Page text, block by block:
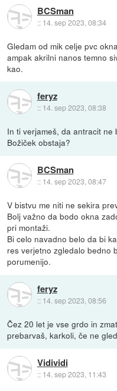
BCSman
:: 14. sep 2023, 08:34
Gledam od mik celje pvc
ampak akrilni nanos temno
kao.
feryz
:: 14. sep 2023, 08:38
In ti verjameš, da antracit
Božiček obstaja?
BCSman
:: 14. sep 2023, 08:47
V bistvu me niti ne sekira
Bolj važno da bodo okna
pri montaži.
Bi celo navadno belo da bi
res verjetno zgledalo bedno
porumenijo.
feryz
:: 14. sep 2023, 08:56
Čez 20 let je vse grdo in
prebarvaš, karkoli, če ne
Vidividi
:: 14. sep 2023, 11:43